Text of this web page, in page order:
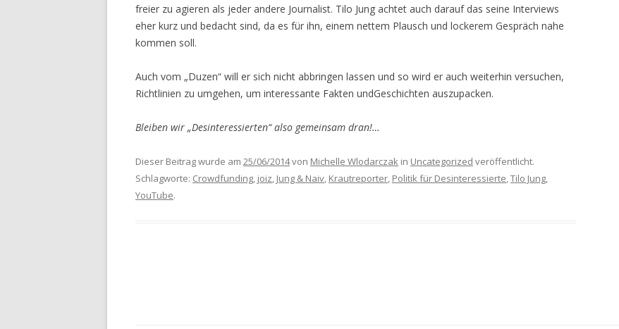
freier zu agieren als jeder andere Journalist. Tilo Jung achtet auch darauf das seine Interviews
eher kurz und bedacht sind, da es für ihn, einem nettem Plausch und lockerem Gespräch nahe
kommen soll.
Auch vom „Duzen“ will er sich nicht abbringen lassen und so wird er auch weiterhin versuchen,
Richtlinien zu umgehen, um interessante Fakten undGeschichten auszupacken.
Bleiben wir „Desinteressierten“ also gemeinsam dran!…
Dieser Beitrag wurde am 25/06/2014von Michelle Wlodarczak in Uncategorized veröffentlicht.
Schlagworte: Crowdfunding, joiz, Jung & Naiv, Krautreporter, Politik für Desinteressierte,Tilo Jung,
YouTube.